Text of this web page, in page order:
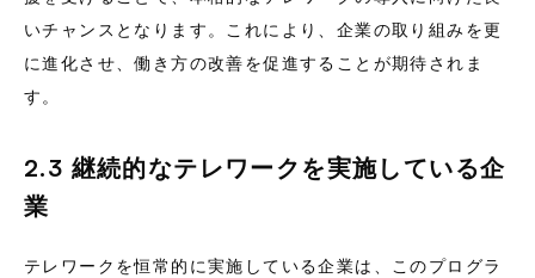
いチャンスとなります。これにより、企業の取り組みを更
に進化させ、働き方の改善を促進することが期待されま
す。
2.3 継続的なテレワークを実施している企
業
テレワークを恒常的に実施している企業は、このプログラ